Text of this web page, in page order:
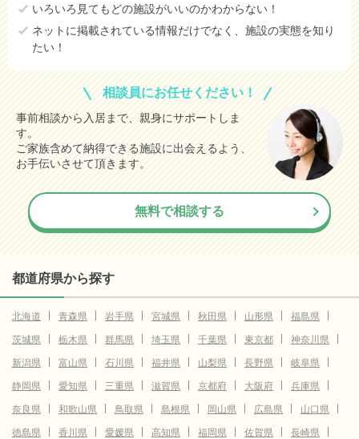
いろいろ見てもどの施設がいいのかわからない！
ネットに掲載されている情報だけでなく、施設の実態を知り
たい！
相談員にお任せください！
事前相談から入居まで、親身にサポートしま
す。
ご家族含めて納得できる施設に出会えるよう、
お手伝いさせて頂きます。
無料で相談する
都道府県から探す
北海道 青森県 岩手県 宮城県 秋田県 山形県
福島県
茨城県
栃木県 群馬県 埼玉県 千葉県 東京都
神奈川県
新潟県
富山県 石川県 福井県 山梨県 長野県
岐阜県
静岡県
愛知県 三重県 滋賀県 京都府 大阪府
兵庫県
奈良県
和歌山県 鳥取県 島根県 岡山県 広島県
山口県
徳島県
香川県 愛媛県 高知県 福岡県 佐賀県
長崎県